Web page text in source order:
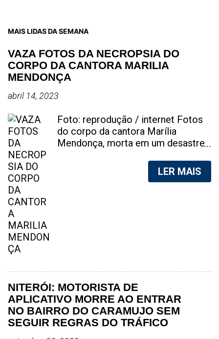
MAIS LIDAS DA SEMANA
VAZA FOTOS DA NECROPSIA DO
CORPO DA CANTORA MARILIA
MENDONÇA
abril 14, 2023
Foto: reprodução / internet Fotos
do corpo da cantora Marília
Mendonça, morta em um desastre
foram vazadas na internet. A
divulgação de fotos do corpo de
vendendo as fotos. Cada foto, no
valor de R$20 (Vinte reais). A
assessoria da família de Marília
Mendonça, se pronunciou sobre o
caso. "Estamos todos chocados,
LER MAIS
NITERÓI: MOTORISTA DE
APLICATIVO MORRE AO ENTRAR
NO BAIRRO DO CARAMUJO SEM
SEGUIR REGRAS DO TRÁFICO